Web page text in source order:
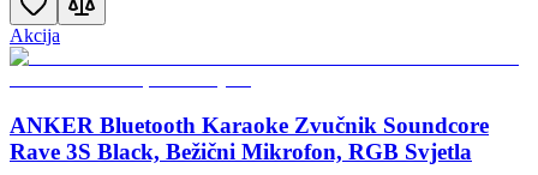
Akcija
ANKER Bluetooth Karaoke Zvučnik Soundcore
Rave 3S Black, Bežični Mikrofon, RGB Svjetla